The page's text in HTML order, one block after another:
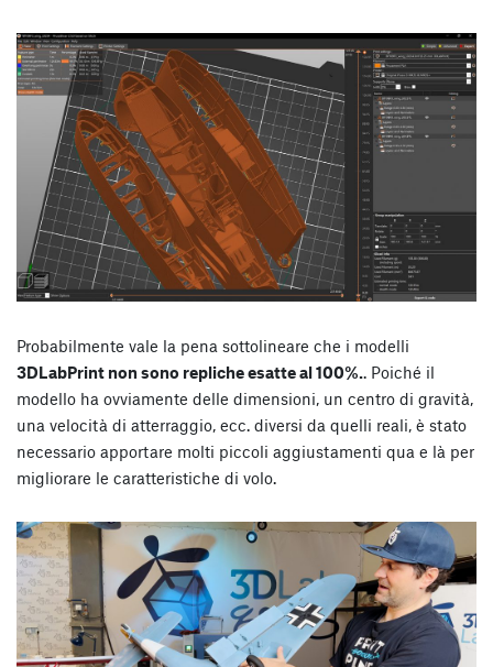
Probabilmente vale la pena sottolineare che i modelli
3DLabPrint non sono repliche esatte al 100%.. Poiché il
modello ha ovviamente delle dimensioni, un centro di gravità,
una velocità di atterraggio, ecc. diversi da quelli reali, è stato
necessario apportare molti piccoli aggiustamenti qua e là per
migliorare le caratteristiche di volo.